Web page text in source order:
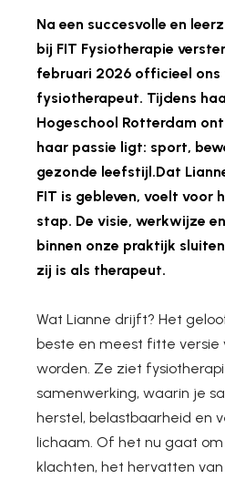
Na een succesvolle en
bij FIT Fysiotherapie
februari 2026 officieel ons
fysiotherapeut. Tijdens
Hogeschool Rotterdam
haar passie ligt: sport,
gezonde leefstijl.Dat
FIT is gebleven, voelt voor
stap. De visie, werkwijze
binnen onze praktijk
zij is als therapeut.
Wat Lianne drijft? Het
beste en meest fitte versie
worden. Ze ziet
samenwerking, waarin je
herstel, belastbaarheid en
lichaam. Of het nu gaat
klachten, het hervatten